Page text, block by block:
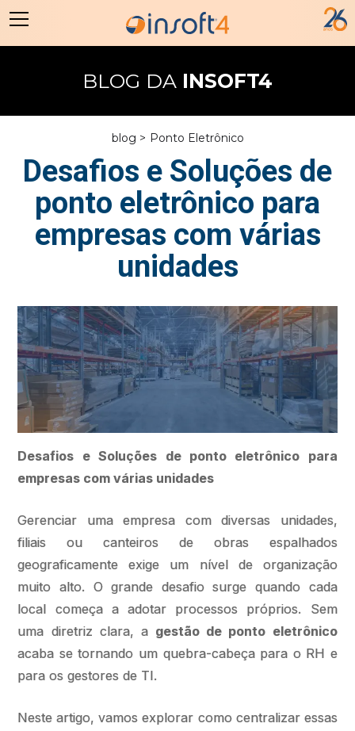
BLOG DAINSOFT4
blog > Ponto Eletrônico
Desafios e Soluções de
ponto eletrônico para
empresas com várias
unidades
Desafios e Soluções de ponto eletrônico para
empresas com várias unidades
Gerenciar uma empresa com diversas unidades,
filiais ou canteiros de obras espalhados
geograficamente exige um nível de organização
muito alto. O grande desafio surge quando cada
local começa a adotar processos próprios. Sem
uma diretriz clara, a gestão de ponto eletrônico
acaba se tornando um quebra-cabeça para o RH e
para os gestores de TI.
Neste artigo, vamos explorar como centralizar essas